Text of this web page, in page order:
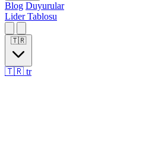
Blog Duyurular
Lider Tablosu
🇹🇷
🇹🇷 tr